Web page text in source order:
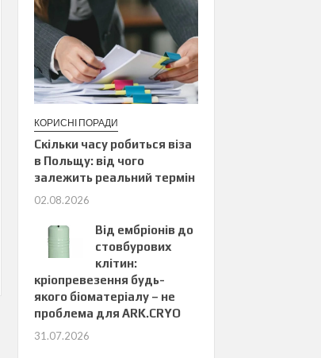
КОРИСНІ ПОРАДИ
Скільки часу робиться віза
в Польщу: від чого
залежить реальний термін
02.08.2026
Від ембріонів до
стовбурових
клітин:
кріопревезення будь-
якого біоматеріалу – не
проблема для ARK.CRYO
31.07.2026